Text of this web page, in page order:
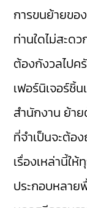
การขนย้ายขอ
ท่านใดไม่สะด
ต้องกังวลไปค
เฟอร์นิเจอร์ชิ้
สำนักงาน ย้า
ที่จำเป็นจะต้อ
เรื่องเหล่านี้ใ
ประกอบหลาย